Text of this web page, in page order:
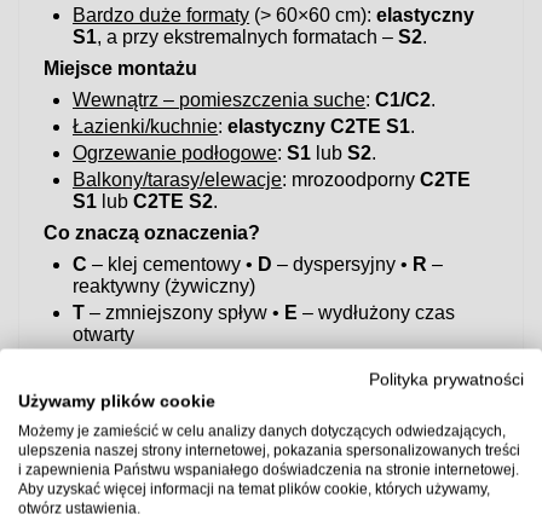
Bardzo duże formaty (> 60×60 cm):elastyczny
S1, a przy ekstremalnych formatach –S2.
Miejsce montażu
Wewnątrz – pomieszczenia suche:C1/C2.
Łazienki/kuchnie:elastyczny C2TE S1.
Ogrzewanie podłogowe:S1 lubS2.
Balkony/tarasy/elewacje: mrozoodpornyC2TE
S1 lubC2TE S2.
Co znaczą oznaczenia?
C – klej cementowy • D – dyspersyjny • R –
reaktywny (żywiczny)
T – zmniejszony spływ • E – wydłużony czas
otwarty
Szybka rekomendacja
Do większości zastosowań w łazience/kuchni i na
ogrzewaniu podłogowym bezpiecznym wyborem jest
klej elastyczny C2TE S1.
Uwaga:przed użyciem sprawdź kartę techniczną producenta
Polityka prywatności
Używamy plików cookie
Możemy je zamieścić w celu analizy danych dotyczących odwiedzających,
ulepszenia naszej strony internetowej, pokazania spersonalizowanych treści
i zapewnienia Państwu wspaniałego doświadczenia na stronie internetowej.
Aby uzyskać więcej informacji na temat plików cookie, których używamy,
otwórz ustawienia.